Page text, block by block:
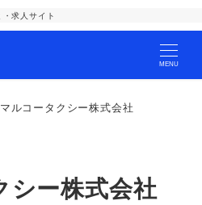
求人サイト
MENU
マルコータクシー株式会社
シー株式会社